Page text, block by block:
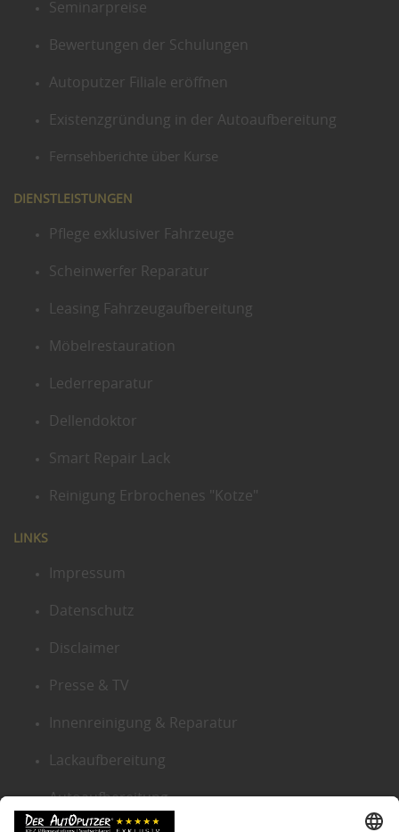
Seminarpreise
Bewertungen der Schulungen
Autoputzer Filiale eröffnen
Existenzgründung in der Autoaufbereitung
Fernsehberichte über Kurse
DIENSTLEISTUNGEN
Pflege exklusiver Fahrzeuge
Scheinwerfer Reparatur
Leasing Fahrzeugaufbereitung
Möbelrestauration
Lederreparatur
Dellendoktor
Smart Repair Lack
Reinigung Erbrochenes "Kotze"
LINKS
Impressum
Datenschutz
Disclaimer
Presse & TV
Innenreinigung & Reparatur
Lackaufbereitung
Autoaufbereitung